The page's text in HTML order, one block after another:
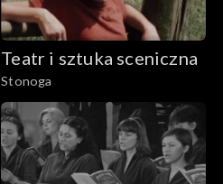
Teatr i sztuka sceniczna
Stonoga